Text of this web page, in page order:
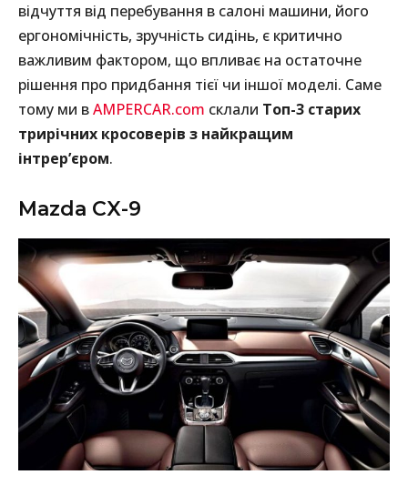
відчуття від перебування в салоні машини, його
ергономічність, зручність сидінь, є критично
важливим фактором, що впливає на остаточне
рішення про придбання тієї чи іншої моделі. Саме
тому ми вAMPERCAR.com склали Топ-3 старих
трирічних кросоверів з найкращим
інтрер’єром.
Mazda CX-9